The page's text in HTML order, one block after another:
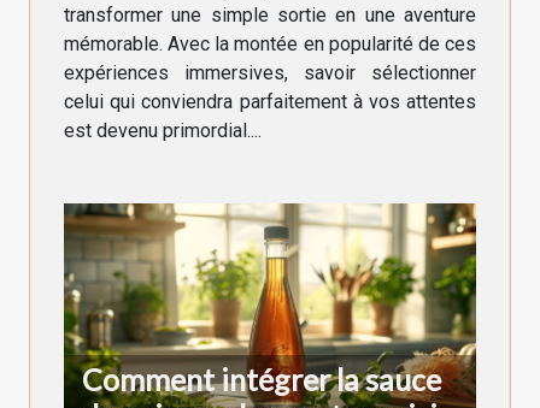
transformer une simple sortie en une aventure
mémorable. Avec la montée en popularité de ces
expériences immersives, savoir sélectionner
celui qui conviendra parfaitement à vos attentes
est devenu primordial....
Comment intégrer la sauce